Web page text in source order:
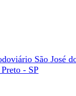
São José
- SP